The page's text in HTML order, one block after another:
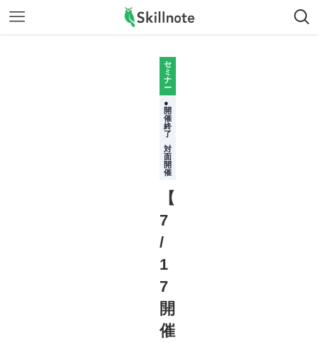
セ
ミ
ナ
ー
●
開
催
終
了
対
面
開
催
【
7
/
1
7
開
催